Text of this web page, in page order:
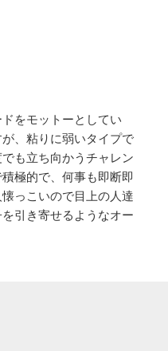
をモットーとしてい
、粘りに弱いタイプで
も立ち向かうチャレン
極的で、何事も即断即
っこいので目上の人達
引き寄せるようなオー